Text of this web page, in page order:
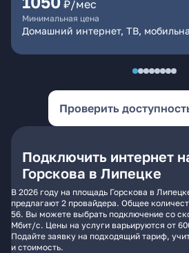
₽/мес
Минимальная цена
Домашний интернет, ТВ,
Проверить
Подключить интернет
Горскова в Липецке
В 2026 году на площадь Горскова в
предлагают 2 провайдера. Общее
56. Вы можете выбрать подключение со
Мбит/с. Цены на услуги варьируются от
Подайте заявку на подходящий тариф,
и стоимость.